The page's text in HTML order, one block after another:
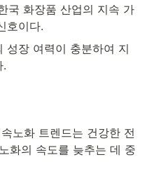
국 화장품 산업의 지속 가
호이다.
성장 여력이 충분하여 지
.
노화 트렌드는 건강한 전
화의 속도를 늦추는 데 중